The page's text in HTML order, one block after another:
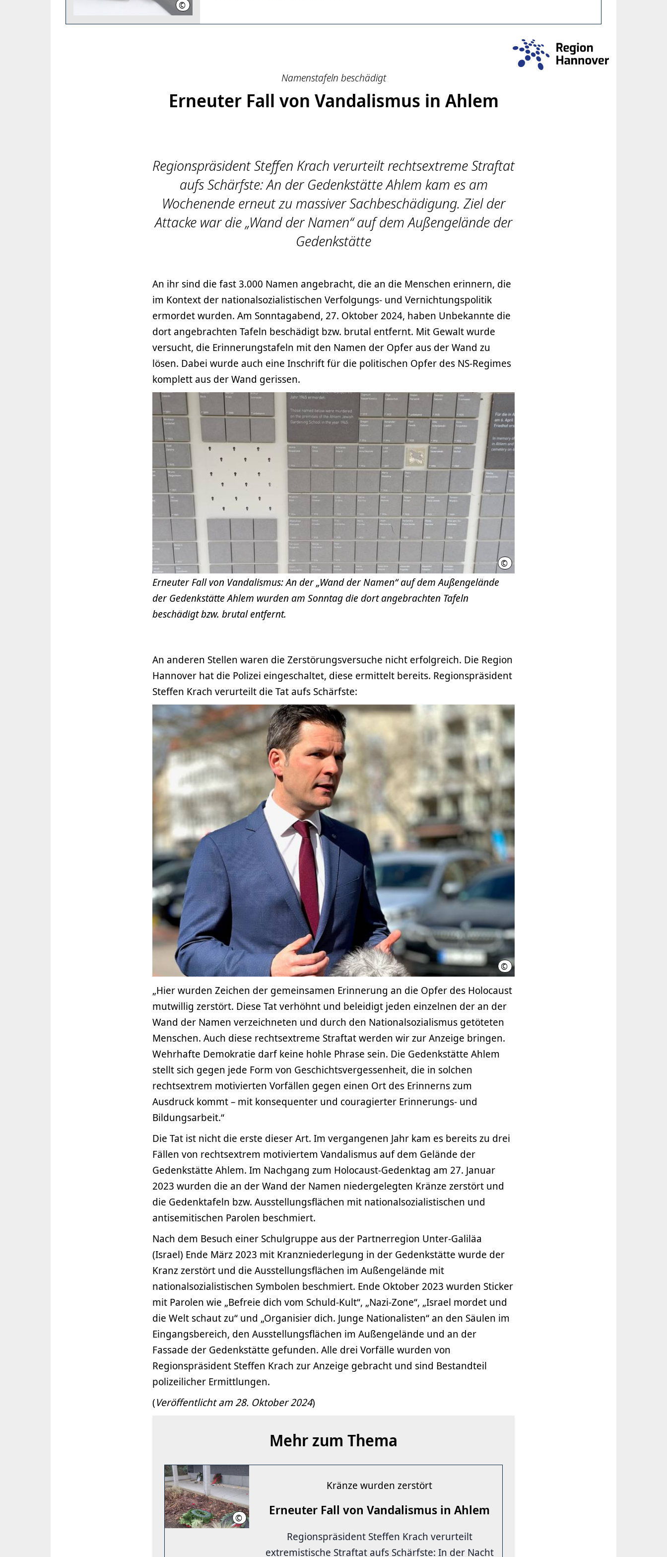
© Region Hannover
Namenstafeln beschädigt
Erneuter Fall von Vandalismus in Ahlem
Regionspräsident Steffen Krach verurteilt rechtsextreme Straftat
aufs Schärfste: An der Gedenkstätte Ahlem kam es am
Wochenende erneut zu massiver Sachbeschädigung. Ziel der
Attacke war die „Wand der Namen“ auf dem Außengelände der
Gedenkstätte
An ihr sind die fast 3.000 Namen angebracht, die an die Menschen erinnern, die
im Kontext der nationalsozialistischen Verfolgungs- und Vernichtungspolitik
ermordet wurden. Am Sonntagabend, 27. Oktober 2024, haben Unbekannte die
dort angebrachten Tafeln beschädigt bzw. brutal entfernt. Mit Gewalt wurde
versucht, die Erinnerungstafeln mit den Namen der Opfer aus der Wand zu
lösen. Dabei wurde auch eine Inschrift für die politischen Opfer des NS-Regimes
komplett aus der Wand gerissen.
© Region Hannover, C. Otto
Erneuter Fall von Vandalismus: An der „Wand der Namen“ auf dem Außengelände
der Gedenkstätte Ahlem wurden am Sonntag die dort angebrachten Tafeln
beschädigt bzw. brutal entfernt.
An anderen Stellen waren die Zerstörungsversuche nicht erfolgreich. Die Region
Hannover hat die Polizei eingeschaltet, diese ermittelt bereits. Regionspräsident
Steffen Krach verurteilt die Tat aufs Schärfste:
© Region Hannover / Borschel
„Hier wurden Zeichen der gemeinsamen Erinnerung an die Opfer des Holocaust
mutwillig zerstört. Diese Tat verhöhnt und beleidigt jeden einzelnen der an der
Wand der Namen verzeichneten und durch den Nationalsozialismus getöteten
Menschen. Auch diese rechtsextreme Straftat werden wir zur Anzeige bringen.
Wehrhafte Demokratie darf keine hohle Phrase sein. Die Gedenkstätte Ahlem
stellt sich gegen jede Form von Geschichtsvergessenheit, die in solchen
rechtsextrem motivierten Vorfällen gegen einen Ort des Erinnerns zum
Ausdruck kommt – mit konsequenter und couragierter Erinnerungs- und
Bildungsarbeit.“
Die Tat ist nicht die erste dieser Art. Im vergangenen Jahr kam es bereits zu drei
Fällen von rechtsextrem motiviertem Vandalismus auf dem Gelände der
Gedenkstätte Ahlem. Im Nachgang zum Holocaust-Gedenktag am 27. Januar
2023 wurden die an der Wand der Namen niedergelegten Kränze zerstört und
die Gedenktafeln bzw. Ausstellungsflächen mit nationalsozialistischen und
antisemitischen Parolen beschmiert.
Nach dem Besuch einer Schulgruppe aus der Partnerregion Unter-Galiläa
(Israel) Ende März 2023 mit Kranzniederlegung in der Gedenkstätte wurde der
Kranz zerstört und die Ausstellungsflächen im Außengelände mit
nationalsozialistischen Symbolen beschmiert. Ende Oktober 2023 wurden Sticker
mit Parolen wie „Befreie dich vom Schuld-Kult“, „Nazi-Zone“, „Israel mordet und
die Welt schaut zu“ und „Organisier dich. Junge Nationalisten“ an den Säulen im
Eingangsbereich, den Ausstellungsflächen im Außengelände und an der
Fassade der Gedenkstätte gefunden. Alle drei Vorfälle wurden von
Regionspräsident Steffen Krach zur Anzeige gebracht und sind Bestandteil
polizeilicher Ermittlungen.
(Veröffentlicht am 28. Oktober 2024)
Mehr zum Thema
© Region Hannover, Burmeister
Kränze wurden zerstört
Erneuter Fall von Vandalismus in Ahlem
Regionspräsident Steffen Krach verurteilt
extremistische Straftat aufs Schärfste: In der Nacht